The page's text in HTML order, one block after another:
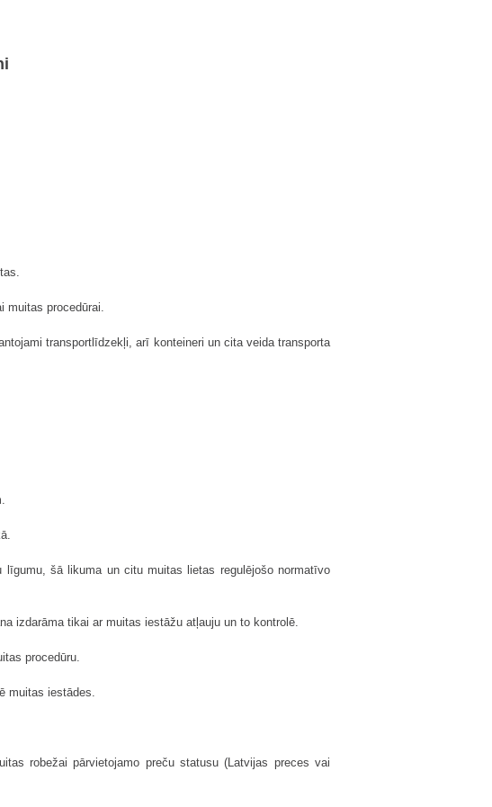
muitas procedūrai.
transportlīdzekļi, arī konteineri un cita veida transporta
šā likuma un citu muitas lietas regulējošo normatīvo
izdarāma tikai ar muitas iestāžu atļauju un to kontrolē.
procedūru.
muitas iestādes.
robežai pārvietojamo preču statusu (Latvijas preces vai